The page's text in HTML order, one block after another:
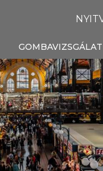
GOMBAVIZSGÁLAT